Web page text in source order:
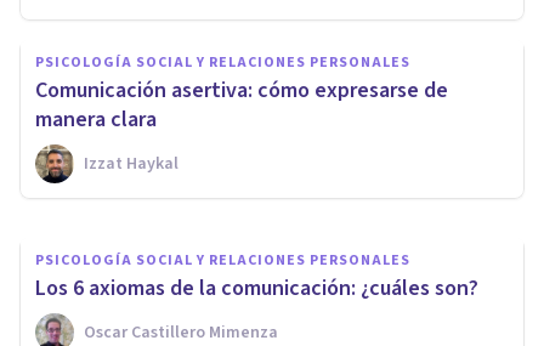
PSICOLOGÍA SOCIAL Y RELACIONES PERSONALES
Comunicación asertiva: cómo expresarse de
manera clara
Izzat Haykal
Las mascarillas y su impacto
en el lenguaje corporal
Therapyside
PSICOLOGÍA SOCIAL Y RELACIONES PERSONALES
Los 6 axiomas de la comunicación: ¿cuáles son?
Oscar Castillero Mimenza